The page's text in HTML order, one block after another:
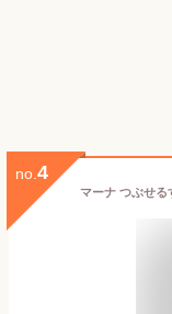
no. 4